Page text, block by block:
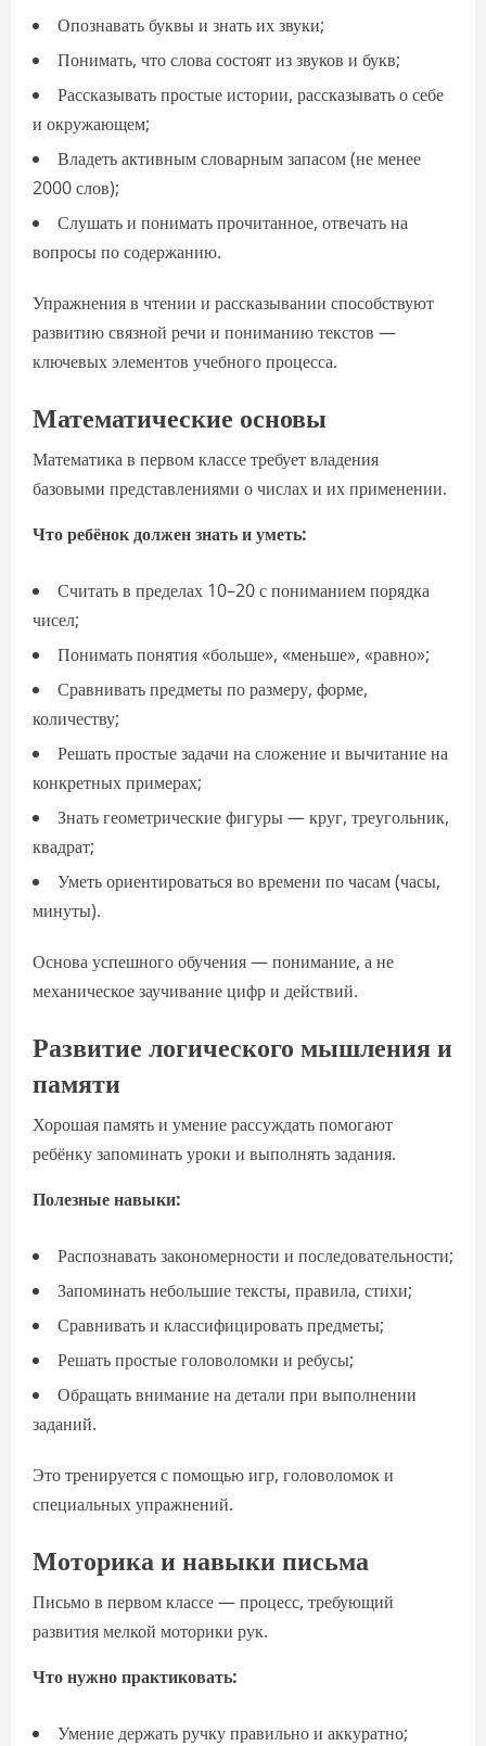
Опознавать буквы и знать их звуки;
Понимать, что слова состоят из звуков и букв;
Рассказывать простые истории, рассказывать о себе
и окружающем;
Владеть активным словарным запасом (не менее
2000 слов);
Слушать и понимать прочитанное, отвечать на
вопросы по содержанию.
Упражнения в чтении и рассказывании способствуют
развитию связной речи и пониманию текстов —
ключевых элементов учебного процесса.
Математические основы
Математика в первом классе требует владения
базовыми представлениями о числах и их применении.
Что ребёнок должен знать и уметь:
Считать в пределах 10–20 с пониманием порядка
чисел;
Понимать понятия «больше», «меньше», «равно»;
Сравнивать предметы по размеру, форме,
количеству;
Решать простые задачи на сложение и вычитание на
конкретных примерах;
Знать геометрические фигуры — круг, треугольник,
квадрат;
Уметь ориентироваться во времени по часам (часы,
минуты).
Основа успешного обучения — понимание, а не
механическое заучивание цифр и действий.
Развитие логического мышления и
памяти
Хорошая память и умение рассуждать помогают
ребёнку запоминать уроки и выполнять задания.
Полезные навыки:
Распознавать закономерности и последовательности;
Запоминать небольшие тексты, правила, стихи;
Сравнивать и классифицировать предметы;
Решать простые головоломки и ребусы;
Обращать внимание на детали при выполнении
заданий.
Это тренируется с помощью игр, головоломок и
специальных упражнений.
Моторика и навыки письма
Письмо в первом классе — процесс, требующий
развития мелкой моторики рук.
Что нужно практиковать:
Умение держать ручку правильно и аккуратно;